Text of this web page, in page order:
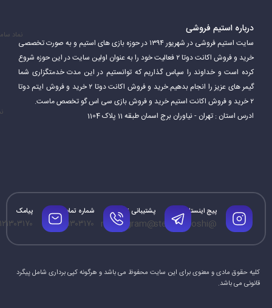
درباره استیم فروشی
سایت استیم فروشی در شهریور ۱۳۹۴ در حوزه بازی های استیم و به صورت تخصصی
خرید و فروش اکانت دوتا ۲ فعالیت خود را به عنوان اولین سایت در این حوزه شروع
کرده است و خداوند را سپاس گذاریم که توانستیم در این مدت خدمتگزاری شما
گیمر های عزیز را انجام بدهیم.خرید و فروش اکانت دوتا ۲ خرید و فروش ایتم دوتا
۲ خرید و فروش اکانت استیم خرید و فروش بازی سی اس گو تخصص ماست.
ادرس استان : تهران - نیاوران برج اسمان طبقه 11 پلاک 1104
نماد
پیج اینستاگرام
@steamforoshi
پشتیبانی تلگرام
@mrtelegram
شماره تماس
۰۹۱۲۱۳۰۳۱۷۰
پیامک
کلیه حقوق مادی و معنوی برای این سایت محفوظ می باشد و هرگونه کپی برداری شامل پیگرد
قانونی می باشد.